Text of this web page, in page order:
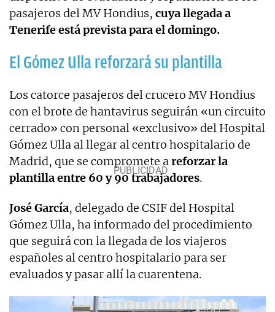
pasajeros del MV Hondius, cuya llegada a
Tenerife está prevista para el domingo.
El Gómez Ulla reforzará su plantilla
Los catorce pasajeros del crucero MV Hondius
con el brote de hantavirus seguirán «un circuito
cerrado» con personal «exclusivo» del Hospital
Gómez Ulla al llegar al centro hospitalario de
Madrid, que se compromete areforzar la
plantilla entre 60 y 90 trabajadores.
José García, delegado de CSIF del Hospital
Gómez Ulla, ha informado del procedimiento
que seguirá con la llegada de los viajeros
españoles al centro hospitalario para ser
evaluados y pasar allí la cuarentena.